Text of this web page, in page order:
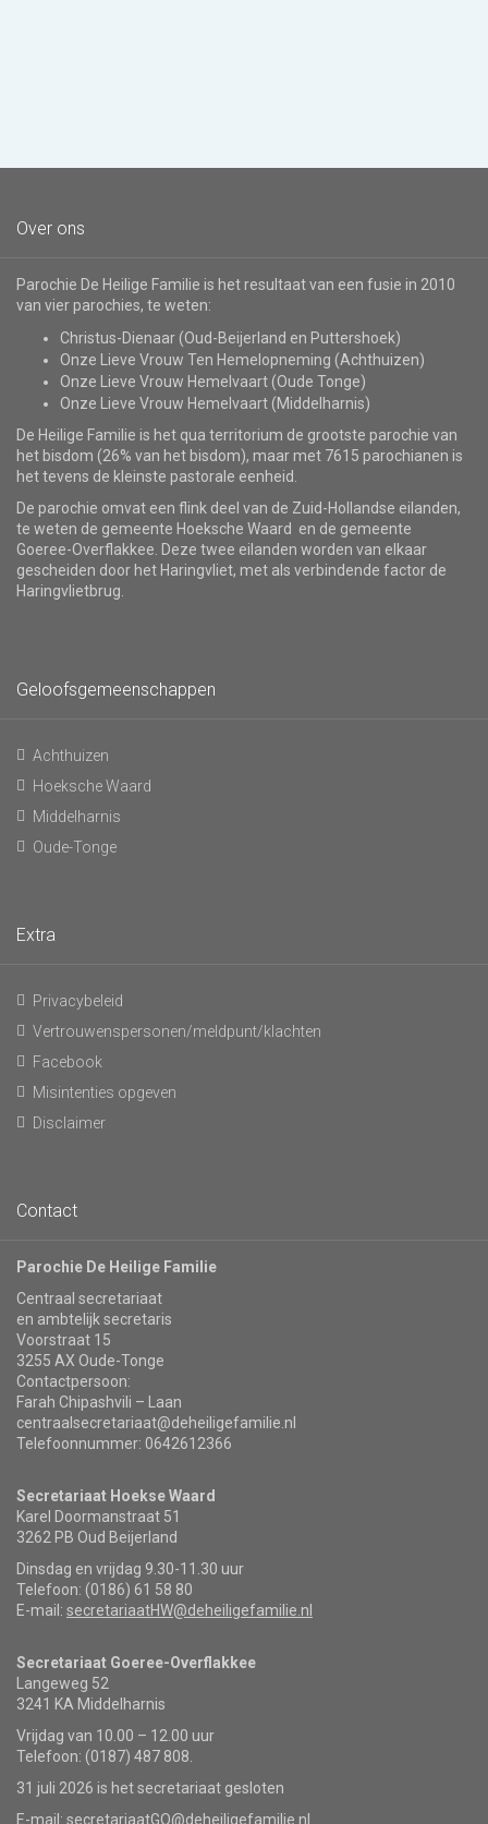
Over ons
Parochie De Heilige Familie is het resultaat van een fusie in 2010
van vier parochies, te weten:
Christus-Dienaar (Oud-Beijerland en Puttershoek)
Onze Lieve Vrouw Ten Hemelopneming (Achthuizen)
Onze Lieve Vrouw Hemelvaart (Oude Tonge)
Onze Lieve Vrouw Hemelvaart (Middelharnis)
De Heilige Familie is het qua territorium de grootste parochie van
het bisdom (26% van het bisdom), maar met 7615 parochianen is
het tevens de kleinste pastorale eenheid.
De parochie omvat een flink deel van de Zuid-Hollandse eilanden,
te weten de gemeente Hoeksche Waard en de gemeente
Goeree-Overflakkee. Deze twee eilanden worden van elkaar
gescheiden door het Haringvliet, met als verbindende factor de
Haringvlietbrug.
Geloofsgemeenschappen
Achthuizen
Hoeksche Waard
Middelharnis
Oude-Tonge
Extra
Privacybeleid
Vertrouwenspersonen/meldpunt/klachten
Facebook
Misintenties opgeven
Disclaimer
Contact
Parochie De Heilige Familie
Centraal secretariaat
en ambtelijk secretaris
Voorstraat 15
3255 AX Oude-Tonge
Contactpersoon:
Farah Chipashvili – Laan
centraalsecretariaat@deheiligefamilie.nl
Telefoonnummer: 0642612366
Secretariaat Hoekse Waard
Karel Doormanstraat 51
3262 PB Oud Beijerland
Dinsdag en vrijdag 9.30-11.30 uur
Telefoon: (0186) 61 58 80
E-mail: secretariaatHW@deheiligefamilie.nl
Secretariaat Goeree-Overflakkee
Langeweg 52
3241 KA Middelharnis
Vrijdag van 10.00 – 12.00 uur
Telefoon: (0187) 487 808.
31 juli 2026 is het secretariaat gesloten
E-mail: secretariaatGO@deheiligefamilie.nl